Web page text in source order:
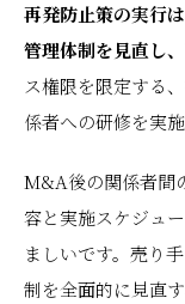
再発防止策の実行
管理体制を見直し
ス権限を限定する
係者への研修を実
M&A後の関係者間
容と実施スケジュ
ましいです。売り
制を全面的に見直